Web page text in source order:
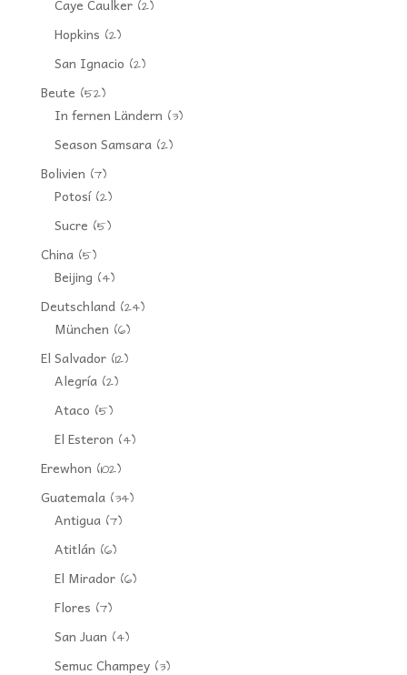
Caye Caulker(2)
Hopkins (2)
San Ignacio (2)
Beute (52)
In fernen Ländern (3)
Season Samsara(2)
Bolivien (7)
Potosí(2)
Sucre (5)
China(5)
Beijing (4)
Deutschland(24)
München (6)
El Salvador(12)
Alegría(2)
Ataco (5)
El Esteron (4)
Erewhon (102)
Guatemala(34)
Antigua(7)
Atitlán (6)
El Mirador(6)
Flores (7)
San Juan (4)
Semuc Champey(3)